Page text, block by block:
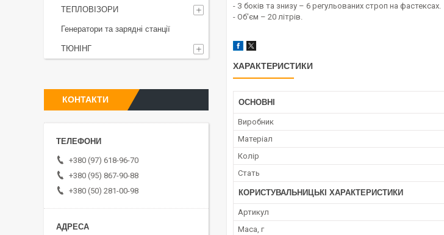
- З боків та знизу – 6 регульованих строп на фастексах.
- Об'єм – 20 літрів.
ХАРАКТЕРИСТИКИ
ОСНОВНІ
Виробник
Матеріал
Колір
Стать
КОРИСТУВАЛЬНИЦЬКІ ХАРАКТЕРИСТИКИ
Артикул
Маса, г
ТЕПЛОВІЗОРИ
Генератори та зарядні станції
ТЮНІНГ
КОНТАКТИ
+380 (97) 618-96-70
+380 (95) 867-90-88
+380 (50) 281-00-98